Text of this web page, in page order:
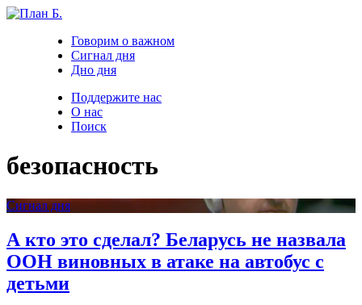
Говорим о важном
Сигнал дня
Дно дня
Поддержите нас
О нас
Поиск
безопасность
Сигнал дня
А кто это сделал? Беларусь не назвала
ООН виновных в атаке на автобус с
детьми